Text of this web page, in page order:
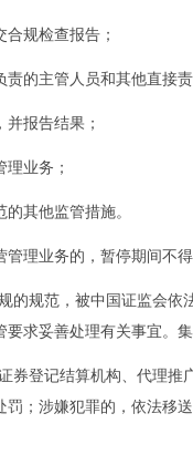
合规检查报告；
责的主管人员和其他直接
并报告结果；
理业务；
其他监管措施。
理业务的，暂停期间不
的规范，被中国证监会
求妥善处理有关事宜。
券登记结算机构、代理
；涉嫌犯罪的，依法移